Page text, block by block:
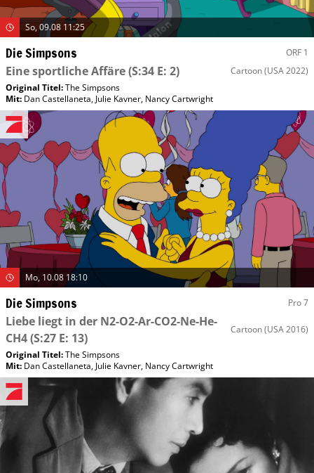
So, 09.08 11:25
Die Simpsons ORF 1
Eine sportliche Affäre(S:34 E: 2) Cartoon(USA 2022)
Original Titel:The Simpsons
Mit: Dan Castellaneta, Julie Kavner, Nancy Cartwright
Mo, 10.08 18:10
Die Simpsons Pro 7
Liebe liegt in der N2-O2-Ar-CO2-Ne-He-
CH4(S:27 E: 13)
Cartoon(USA 2016)
Original Titel:The Simpsons
Mit: Dan Castellaneta, Julie Kavner, Nancy Cartwright